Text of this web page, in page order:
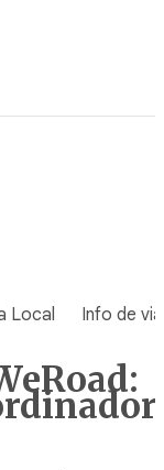
Local Info de